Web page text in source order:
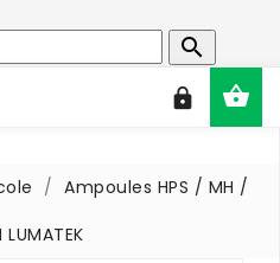



Ampoules HPS / MH /